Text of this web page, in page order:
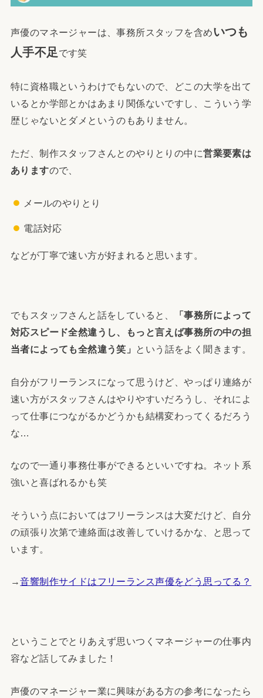
声優のマネージャーは、事務所スタッフを含めいつも
人手不足 です笑
特に資格職というわけでもないので、どこの大学を出て
いるとか学部とかはあまり関係ないですし、こういう学
歴じゃないとダメというのもありません。
ただ、制作スタッフさんとのやりとりの中に営業要素は
ありますので、
メールのやりとり
電話対応
などが丁寧で速い方が好まれると思います。
でもスタッフさんと話をしていると、
「事務所によって
対応スピード全然違うし、もっと言えば事務所の中の担
当者によっても全然違う笑」 という話をよく聞きます。
自分がフリーランスになって思うけど、やっぱり連絡が
速い方がスタッフさんはやりやすいだろうし、それによ
って仕事につながるかどうかも結構変わってくるだろう
な…
なので一通り事務仕事ができるといいですね。ネット系
強いと喜ばれるかも笑
そういう点においてはフリーランスは大変だけど、自分
の頑張り次第で連絡面は改善していけるかな、と思って
います。
→音響制作サイドはフリーランス声優をどう思ってる？
ということでとりあえず思いつくマネージャーの仕事内
容など話してみました！
声優のマネージャー業に興味がある方の参考になったら